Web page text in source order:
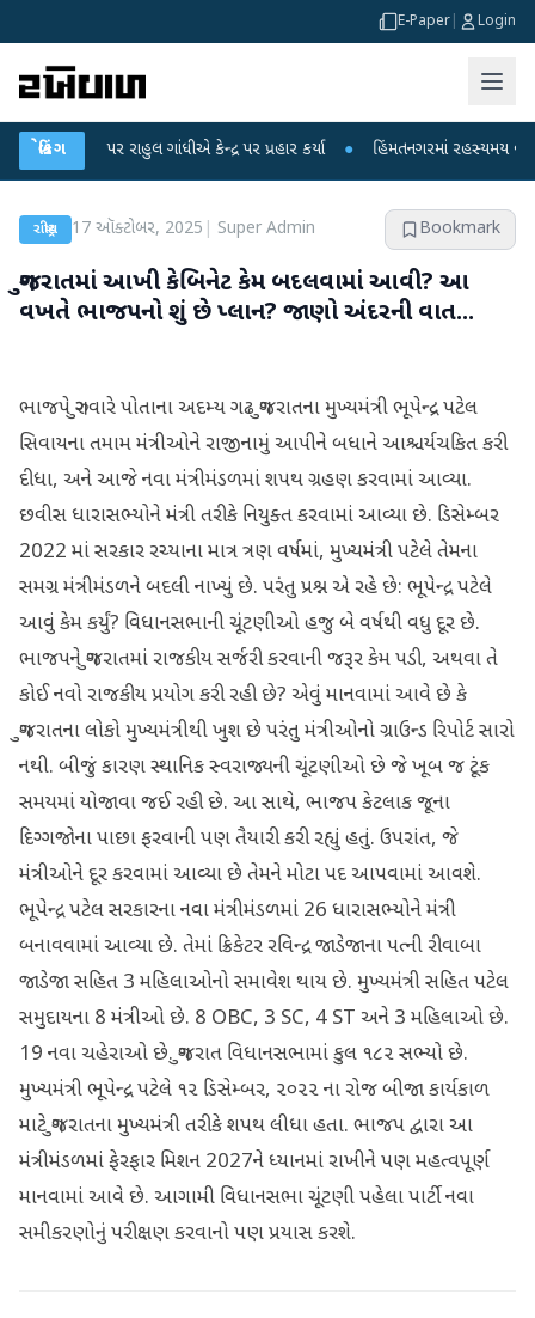
E-Paper Login
બ્રેકિંગ
પર રાહુલ ગાંધીએ કેન્દ્ર પર પ્રહાર કર્યા ● હિંમતનગરમાં રહસ્યમય વાયરસ કે
રાષ્ટ્રીય 17 ઑક્ટોબર, 2025 Super Admin Bookmark
ગુજરાતમાં આખી કેબિનેટ કેમ બદલવામાં આવી? આ
વખતે ભાજપનો શું છે પ્લાન? જાણો અંદરની વાત...
ભાજપે ગુરુવારે પોતાના અદમ્ય ગઢ ગુજરાતના મુખ્યમંત્રી ભૂપેન્દ્ર પટેલ
સિવાયના તમામ મંત્રીઓને રાજીનામું આપીને બધાને આશ્ચર્યચકિત કરી
દીધા, અને આજે નવા મંત્રીમંડળમાં શપથ ગ્રહણ કરવામાં આવ્યા.
છવીસ ધારાસભ્યોને મંત્રી તરીકે નિયુક્ત કરવામાં આવ્યા છે. ડિસેમ્બર
2022 માં સરકાર રચ્યાના માત્ર ત્રણ વર્ષમાં, મુખ્યમંત્રી પટેલે તેમના
સમગ્ર મંત્રીમંડળને બદલી નાખ્યું છે. પરંતુ પ્રશ્ન એ રહે છે: ભૂપેન્દ્ર પટેલે
આવું કેમ કર્યું? વિધાનસભાની ચૂંટણીઓ હજુ બે વર્ષથી વધુ દૂર છે.
ભાજપને ગુજરાતમાં રાજકીય સર્જરી કરવાની જરૂર કેમ પડી, અથવા તે
કોઈ નવો રાજકીય પ્રયોગ કરી રહી છે? એવું માનવામાં આવે છે કે
ગુજરાતના લોકો મુખ્યમંત્રીથી ખુશ છે પરંતુ મંત્રીઓનો ગ્રાઉન્ડ રિપોર્ટ સારો
નથી. બીજું કારણ સ્થાનિક સ્વરાજ્યની ચૂંટણીઓ છે જે ખૂબ જ ટૂંક
સમયમાં યોજાવા જઈ રહી છે. આ સાથે, ભાજપ કેટલાક જૂના
દિગ્ગજોના પાછા ફરવાની પણ તૈયારી કરી રહ્યું હતું. ઉપરાંત, જે
મંત્રીઓને દૂર કરવામાં આવ્યા છે તેમને મોટા પદ આપવામાં આવશે.
ભૂપેન્દ્ર પટેલ સરકારના નવા મંત્રીમંડળમાં 26 ધારાસભ્યોને મંત્રી
બનાવવામાં આવ્યા છે. તેમાં ક્રિકેટર રવિન્દ્ર જાડેજાના પત્ની રીવાબા
જાડેજા સહિત 3 મહિલાઓનો સમાવેશ થાય છે. મુખ્યમંત્રી સહિત પટેલ
સમુદાયના 8 મંત્રીઓ છે. 8 OBC, 3 SC, 4 ST અને 3 મહિલાઓ છે.
19 નવા ચહેરાઓ છે. ગુજરાત વિધાનસભામાં કુલ ૧૮૨ સભ્યો છે.
મુખ્યમંત્રી ભૂપેન્દ્ર પટેલે ૧૨ ડિસેમ્બર, ૨૦૨૨ ના રોજ બીજા કાર્યકાળ
માટે ગુજરાતના મુખ્યમંત્રી તરીકે શપથ લીધા હતા. ભાજપ દ્વારા આ
મંત્રીમંડળમાં ફેરફાર મિશન 2027ને ધ્યાનમાં રાખીને પણ મહત્વપૂર્ણ
માનવામાં આવે છે. આગામી વિધાનસભા ચૂંટણી પહેલા પાર્ટી નવા
સમીકરણોનું પરીક્ષણ કરવાનો પણ પ્રયાસ કરશે.